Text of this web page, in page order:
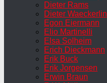
Dieter Rams
Dieter Waeckerlin
Egon Eiermann
Elio Martinelli
Elsa Solheim
Erich Dieckmann
Erik Buck
Erik Jorgensen
Erwin Braun